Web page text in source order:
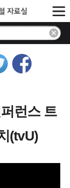
런스 트
(tvU)